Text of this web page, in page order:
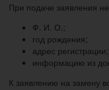
При подаче заявления
Ф. И. О.;
год рождения;
адрес регистрации;
информацию из
К заявлению на замену